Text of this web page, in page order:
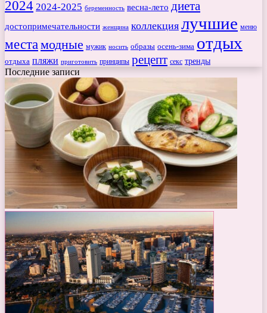
2024 2024-2025 беременность весна-лето диета
достопримечательности женщина коллекция лучшие меню
места модные мужик носить образы осень-зима отдых
отдыха пляжи приготовить принципы рецепт секс тренды
Последние записи